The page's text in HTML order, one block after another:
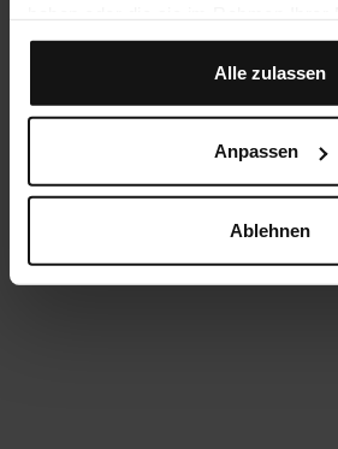
gesammelt haben.
Alle zulassen
Anpassen
Ablehnen